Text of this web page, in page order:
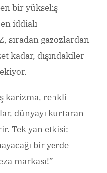
bir yükseliş
iddialı
sıradan gazozlardan
kadar, dışındakiler
karizma, renkli
dünyayı kurtaran
Tek yan etkisi:
bir yerde
markası!”